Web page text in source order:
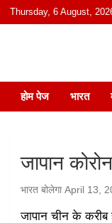
content
Thursday, 6 August,
होम पेज भारत
जापान
भारत बोलेगा April 13,
जापान चीन के करीब